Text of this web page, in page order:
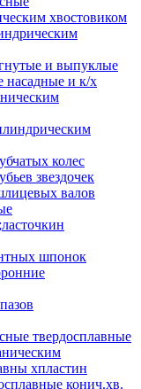
хвостовиком
и выпуклые
насадные и к/х
колес
звездочек
валов
шпонок
твердосплавные
хпластин
конич.хв.